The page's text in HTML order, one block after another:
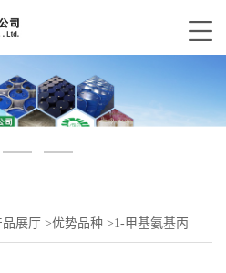
品展厅 >优势品种 >1-甲基氨基丙